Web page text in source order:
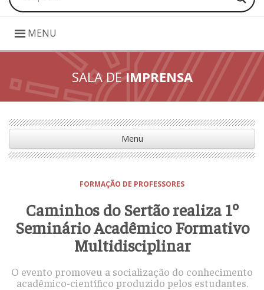
MENU
SALA DEIMPRENSA
Menu
FORMAÇÃO DE PROFESSORES
Caminhos do Sertão realiza 1º
Seminário Acadêmico Formativo
Multidisciplinar
O evento promoveu a socialização do conhecimento
acadêmico-científico produzido pelos estudantes.